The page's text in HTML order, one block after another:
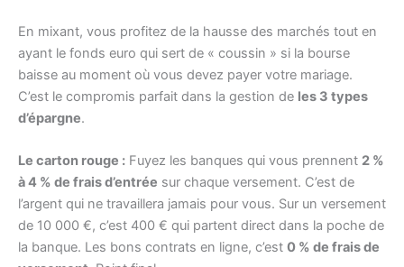
En mixant, vous profitez de la hausse des marchés tout en
ayant le fonds euro qui sert de « coussin » si la bourse
baisse au moment où vous devez payer votre mariage.
C’est le compromis parfait dans la gestion de les 3 types
d’épargne.
Le carton rouge : Fuyez les banques qui vous prennent 2 %
à 4 % de frais d’entrée sur chaque versement. C’est de
l’argent qui ne travaillera jamais pour vous. Sur un versement
de 10 000 €, c’est 400 € qui partent direct dans la poche de
la banque. Les bons contrats en ligne, c’est 0 % de frais de